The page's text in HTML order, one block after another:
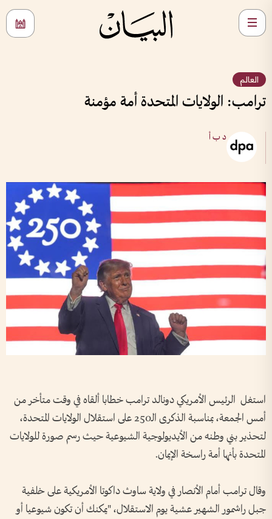
العالم
ترامب: الولايات المتحدة أمة مؤمنة
د ب أ
استغل الرئيس الأمريكي دونالد ترامب خطابا ألقاه في وقت متأخر من
أمس الجمعة، بمناسبة الذكرى الـ250 على استقلال الولايات المتحدة،
لتحذير بني وطنه من الأيديولوجية الشيوعية حيث رسم صورة للولايات
المتحدة بأنها أمة راسخة الإيمان.
وقال ترامب أمام الأنصار في ولاية ساوث داكوتا الأمريكية على خلفية
جبل راشمور الشهير عشية يوم الاستقلال، "يمكنك أن تكون شيوعيا أو